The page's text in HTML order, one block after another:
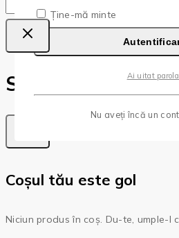
Ține-mă minte
Ai uitat
Nu aveți încă un
Shopping Cart
Coșul tău este gol
Niciun produs în coș. Du-te, umple-l